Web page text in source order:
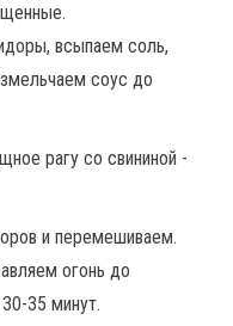
всыпаем соль,
соус до
и перемешиваем.
огонь до
35 минут.